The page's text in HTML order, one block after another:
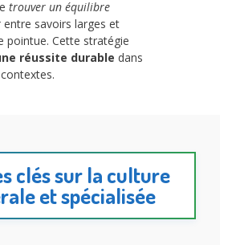
trouver un équilibre
entre savoirs larges et
pointue. Cette stratégie
réussite durable dans
clés sur la culture
et spécialisée